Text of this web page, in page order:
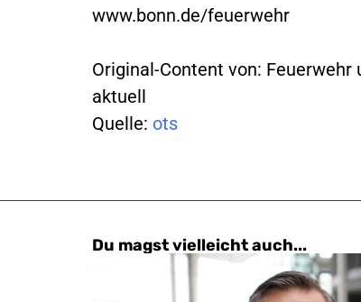
www.bonn.de/feuerwehr
Original-Content von:
aktuell
Quelle: ots
Du magst vielleicht auch...